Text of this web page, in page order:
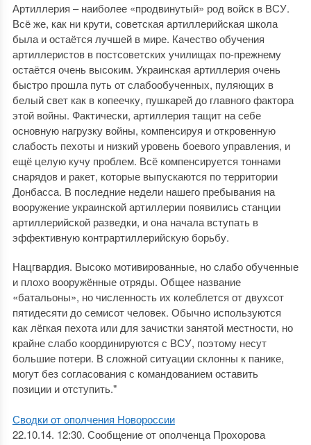
Артиллерия – наиболее «продвинутый» род войск в ВСУ.
Всё же, как ни крути, советская артиллерийская школа
была и остаётся лучшей в мире. Качество обучения
артиллеристов в постсоветских училищах по-прежнему
остаётся очень высоким. Украинская артиллерия очень
быстро прошла путь от слабообученных, пуляющих в
белый свет как в копеечку, пушкарей до главного фактора
этой войны. Фактически, артиллерия тащит на себе
основную нагрузку войны, компенсируя и откровенную
слабость пехоты и низкий уровень боевого управления, и
ещё целую кучу проблем. Всё компенсируется тоннами
снарядов и ракет, которые выпускаются по территории
Донбасса. В последние недели нашего пребывания на
вооружение украинской артиллерии появились станции
артиллерийской разведки, и она начала вступать в
эффективную контрартиллерийскую борьбу.
Нацгвардия. Высоко мотивированные, но слабо обученные
и плохо вооружённые отряды. Общее название
«батальоны», но численность их колеблется от двухсот
пятидесяти до семисот человек. Обычно используются
как лёгкая пехота или для зачистки занятой местности, но
крайне слабо координируются с ВСУ, поэтому несут
большие потери. В сложной ситуации склонны к панике,
могут без согласования с командованием оставить
позиции и отступить."
Сводки от ополчения Новороссии
22.10.14. 12:30. Сообщение от ополченца Прохорова